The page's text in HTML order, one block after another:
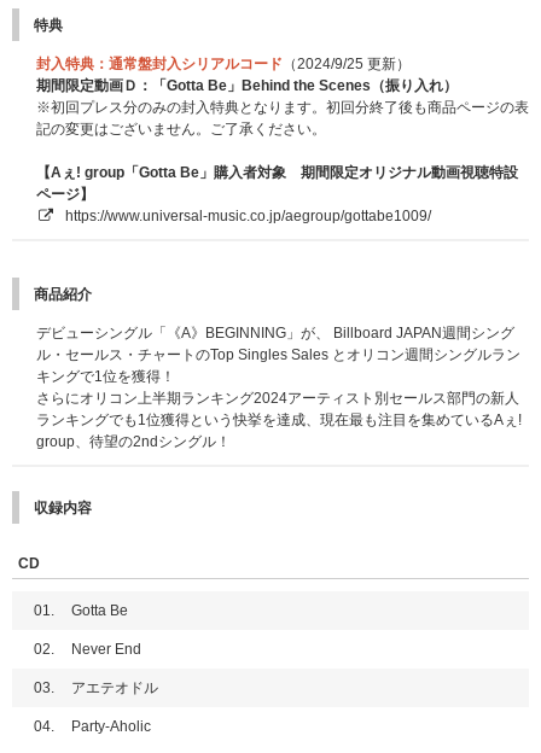
特典
封入特典：通常盤封入シリアルコード （2024/9/25 更新）
期間限定動画Ｄ：「Gotta Be」Behind the Scenes（振り入れ）
※初回プレス分のみの封入特典となります。初回分終了後も商品ページの表
記の変更はございません。ご了承ください。
【Aぇ! group「Gotta Be」購入者対象 期間限定オリジナル動画視聴特設
ページ】
https://www.universal-music.co.jp/aegroup/gottabe1009/
商品紹介
デビューシングル「《A》BEGINNING」が、 Billboard JAPAN週間シング
ル・セールス・チャートのTop Singles Sales とオリコン週間シングルラン
キングで1位を獲得！
さらにオリコン上半期ランキング2024アーティスト別セールス部門の新人
ランキングでも1位獲得という快挙を達成、現在最も注目を集めているAぇ!
group、待望の2ndシングル！
収録内容
CD
01. Gotta Be
02. Never End
03. アエテオドル
04. Party-Aholic